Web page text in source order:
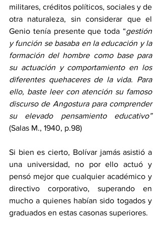
militares, créditos políticos, sociales y de
otra naturaleza, sin considerar que el
Genio tenía presente que toda “gestión
y función se basaba en la educación y la
formación del hombre como base para
su actuación y comportamiento en los
diferentes quehaceres de la vida. Para
ello, baste leer con atención su famoso
discurso de Angostura para comprender
su elevado pensamiento educativo”
(Salas M., 1940, p.98)
Si bien es cierto, Bolívar jamás asistió a
una universidad, no por ello actuó y
pensó mejor que cualquier académico y
directivo corporativo, superando en
mucho a quienes habían sido togados y
graduados en estas casonas superiores.